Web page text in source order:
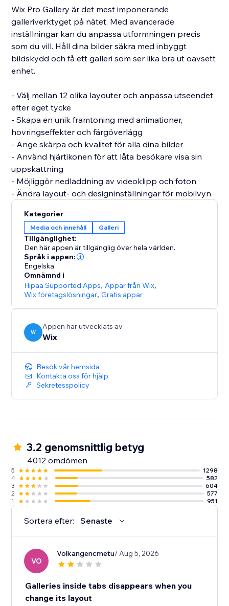
Wix Pro Gallery är det mest imponerande
galleriverktyget på nätet. Med avancerade
inställningar kan du anpassa utformningen precis
som du vill. Håll dina bilder säkra med inbyggt
bildskydd och få ett galleri som ser lika bra ut oavsett
enhet.
- Välj mellan 12 olika layouter och anpassa utseendet
efter eget tycke
- Skapa en unik framtoning med animationer,
hovringseffekter och färgöverlägg
- Ange skärpa och kvalitet för alla dina bilder
- Använd hjärtikonen för att låta besökare visa sin
uppskattning
- Möjliggör nedladdning av videoklipp och foton
Kategorier
Media och innehåll Galleri
Tillgänglighet:
Den här appen är tillgänglig över hela världen.
Språk i appen:
Engelska
Omnämnd i
Hipaa Supported Apps, Appar från Wix,
Wix företagslösningar,Gratis appar
W
Appen har utvecklats av
Wix
Besök vår hemsida
Kontakta oss för hjälp
Sekretesspolicy
3.2 genomsnittlig betyg
4012 omdömen
5
1298
4
582
3
604
2
577
1
951
Sortera efter: Senaste
VO
Volkangencmetu/ Aug 5, 2026
Galleries inside tabs disappears when you
change its layout